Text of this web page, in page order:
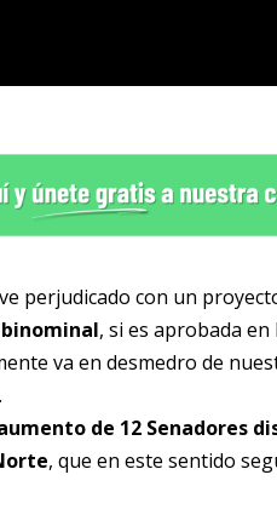
perjudicado con un
, si es aprobada
va en desmedro de
de 12 Senadores
, que en este sentido